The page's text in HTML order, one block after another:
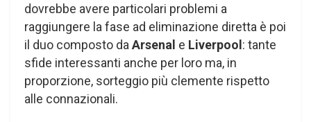
dovrebbe avere particolari problemi a
raggiungere la fase ad eliminazione diretta è poi
il duo composto da Arsenal e Liverpool: tante
sfide interessanti anche per loro ma, in
proporzione, sorteggio più clemente rispetto
alle connazionali.